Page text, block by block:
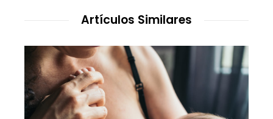
Artículos Similares